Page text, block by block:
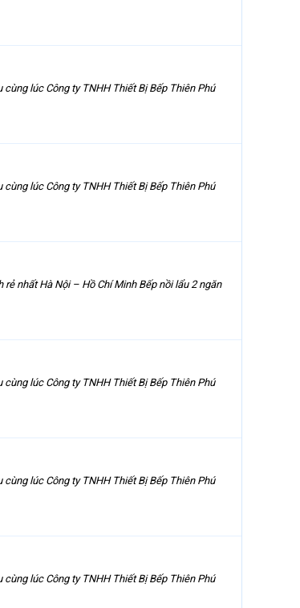
lúc Công ty TNHH Thiết Bị Bếp Thiên Phú
lúc Công ty TNHH Thiết Bị Bếp Thiên Phú
nhất Hà Nội – Hồ Chí Minh Bếp nồi lẩu 2 ngăn
lúc Công ty TNHH Thiết Bị Bếp Thiên Phú
lúc Công ty TNHH Thiết Bị Bếp Thiên Phú
lúc Công ty TNHH Thiết Bị Bếp Thiên Phú